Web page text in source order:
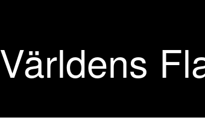
Världens